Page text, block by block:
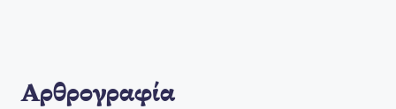
Αρθρογραφία